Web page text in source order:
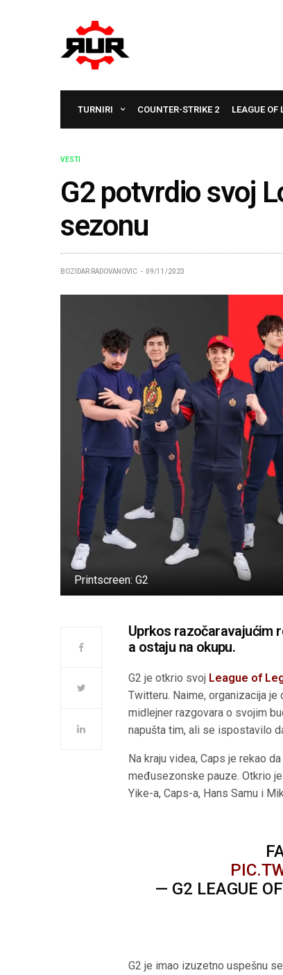
TURNIRI COUNTER-STRIKE 2 LEAGUE OF
VESTI
G2 potvrdio svoj
sezonu
BOZIDAR RADOVANOVIC 09/11/2023
Printscreen: G2
Uprkos razočaravajućim
a ostaju na okupu.
G2 je otkrio svoj League of
Twitteru. Naime, organizacija je
midlejner razgovara o svojim
napušta tim, ali se ispostavilo
Na kraju videa, Caps je rekao
međusezonske pauze. Otkrio
Yike-a, Caps-a, Hans Samu i
— G2 LEAGUE
G2 je imao izuzetno uspešnu